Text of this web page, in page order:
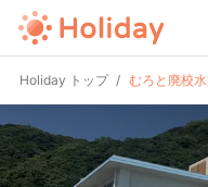
Holiday トップ むろと廃校